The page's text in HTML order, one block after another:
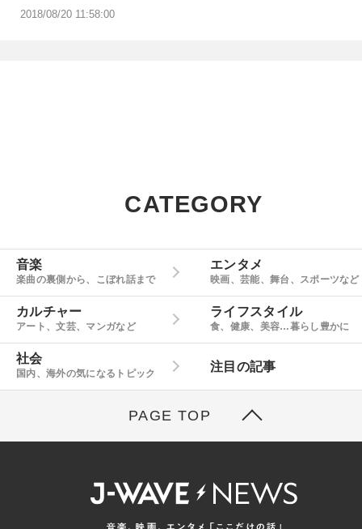
2018/08/20 11:58:00
CATEGORY
音楽
楽曲の裏側から、こぼれ話まで
エンタメ
映画、芸能、舞台、スポーツなど
カルチャー
アート、文芸、マンガなど
ライフスタイル
食、健康、美容…暮らし豊かに
社会
国内、海外の気になるトピック
注目の記事
PAGE TOP